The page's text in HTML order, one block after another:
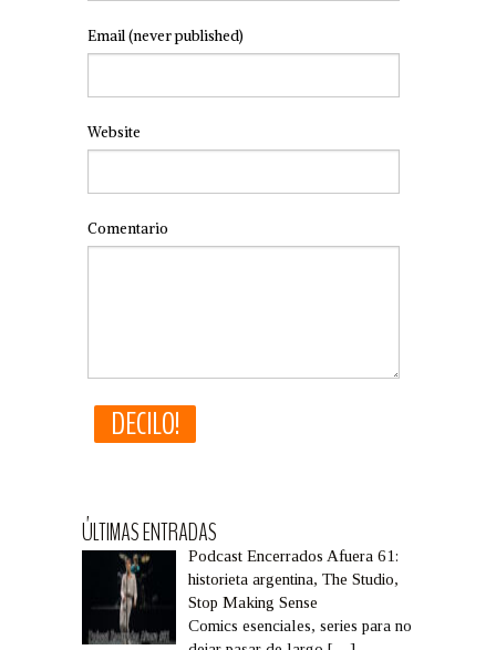
Email(never published)
Website
Comentario
ÚLTIMAS ENTRADAS
Podcast Encerrados Afuera 61:
historieta argentina, The Studio,
Stop Making Sense
Comics esenciales, series para no